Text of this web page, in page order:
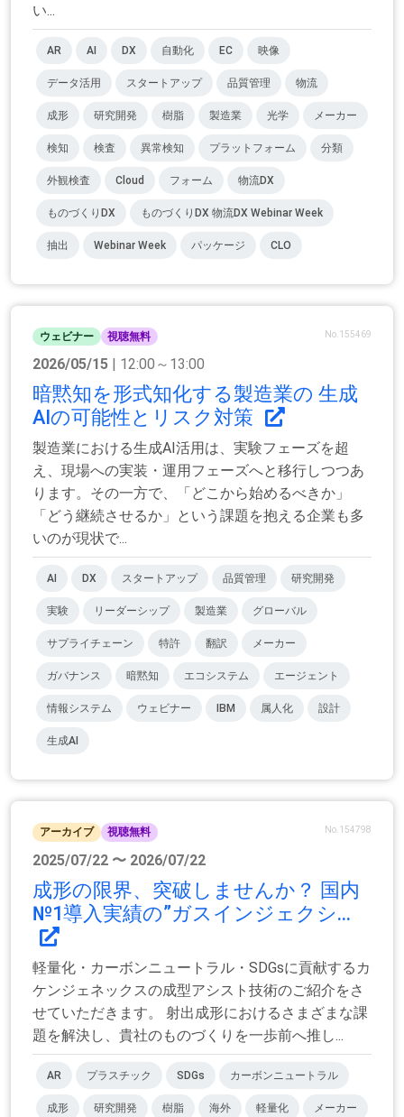
い...
AR AI DX 自動化 EC 映像
データ活用 スタートアップ 品質管理 物流
成形 研究開発 樹脂 製造業 光学 メーカー
検知 検査 異常検知 プラットフォーム 分類
外観検査 Cloud フォーム 物流DX
ものづくりDX ものづくりDX 物流DX Webinar Week
抽出 Webinar Week パッケージ CLO
ウェビナー 視聴無料 No.155469
2026/05/15 | 12:00～13:00
暗黙知を形式知化する製造業の 生成
AIの可能性とリスク対策
製造業における生成AI活用は、実験フェーズを超
え、現場への実装・運用フェーズへと移行しつつあ
ります。その一方で、「どこから始めるべきか」
「どう継続させるか」という課題を抱える企業も多
いのが現状で...
AI DX スタートアップ 品質管理 研究開発
実験 リーダーシップ 製造業 グローバル
サプライチェーン 特許 翻訳 メーカー
ガバナンス 暗黙知 エコシステム エージェント
情報システム ウェビナー IBM 属人化 設計
生成AI
アーカイブ 視聴無料 No.154798
2025/07/22 〜 2026/07/22
成形の限界、突破しませんか？ 国内
№1導入実績の”ガスインジェクシ...
軽量化・カーボンニュートラル・SDGsに貢献するカ
ケンジェネックスの成型アシスト技術のご紹介をさ
せていただきます。 射出成形におけるさまざまな課
題を解決し、貴社のものづくりを一歩前へ推し...
AR プラスチック SDGs カーボンニュートラル
成形 研究開発 樹脂 海外 軽量化 メーカー